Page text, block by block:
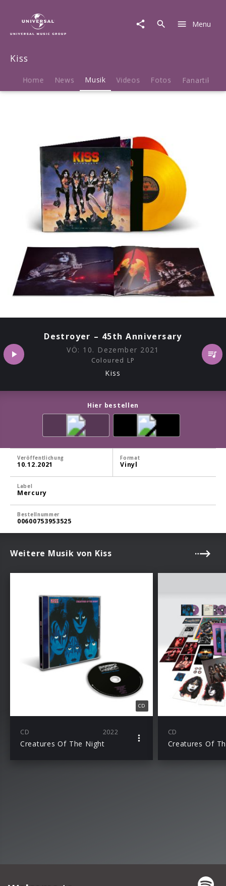
Anniversary
Menu
Kiss
Home News Musik Videos Fotos Fanartikel
Destroyer – 45th Anniversary
VÖ: 10. Dezember 2021
Coloured LP
Kiss
Hier bestellen
Veröffentlichung
10.12.2021
Format
Vinyl
Label
Mercury
Bestellnummer
00600753953525
Weitere Musik von Kiss
CD
CD 2022
Creatures Of The Night
CD
Creatures Of